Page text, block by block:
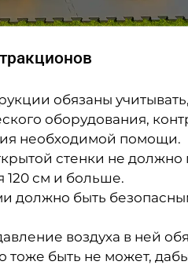
обязаны
оборудования,
необходимой помощи.
стенки не должно
120 см и больше.
должно быть
воздуха в ней
быть не может,